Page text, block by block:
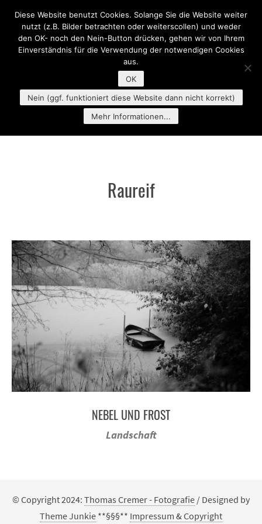
MENU
Raureif
NEBEL UND FROST
Landschaft
© Copyright 2024: Thomas Cremer - Fotografie / Designed by
Theme Junkie **§§§** Impressum & Copyright
Diese Website benutzt Cookies. Solange Sie die Website weiter
nutzt (z.B. Bilder betrachten oder weiterscollen) und weder
den OK- noch den Nein-Button drücken, gehen wir von Ihrem
Einverständnis für die Verwendung der notwendigen Cookies
aus.
OK
Nein (ggf. funktioniert diese Website dann nicht korrekt)
Mehr Informationen...